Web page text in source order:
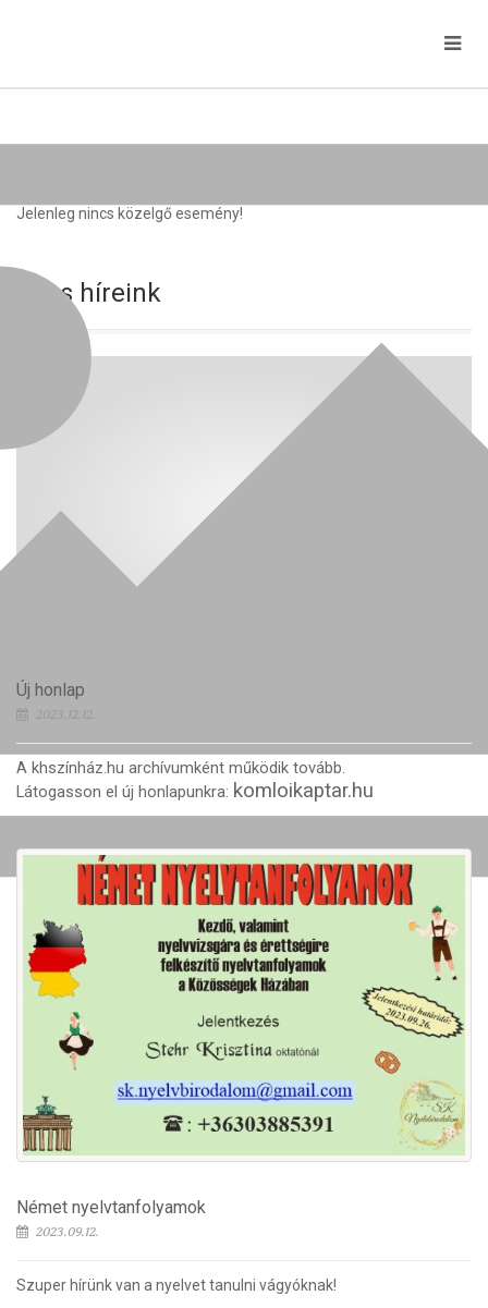
Jelenleg nincs közelgő esemény!
Friss híreink
Új honlap
2023.12.12.
A khszínház.hu archívumként működik tovább.
Látogasson el új honlapunkra: komloikaptar.hu
Német nyelvtanfolyamok
2023.09.12.
Szuper hírünk van a nyelvet tanulni vágyóknak!